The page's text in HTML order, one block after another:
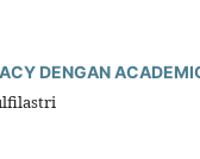
DENGAN